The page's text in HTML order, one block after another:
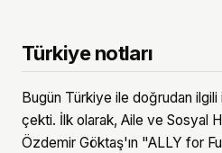
Türkiye notları
Bugün Türkiye ile doğrudan
çekti. İlk olarak, Aile ve Sosyal
Özdemir Göktaş'ın "ALLY for